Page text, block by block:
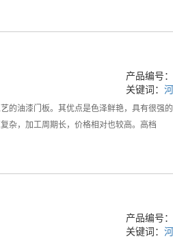
产品编号
关键词：
的油漆门板。其优点是色泽鲜艳，具有很强
杂，加工周期长，价格相对也较高。高档
产品编号
关键词：